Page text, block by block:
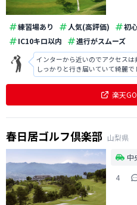
練習場あり 人気(高評価) 初
IC10キロ以内
進行がスムーズ
インターから近いのでアクセス
しっかりと行き届いていて綺麗
どもあり面白いコースでしたし
楽天
春日居ゴルフ倶楽部 山梨県
中
4